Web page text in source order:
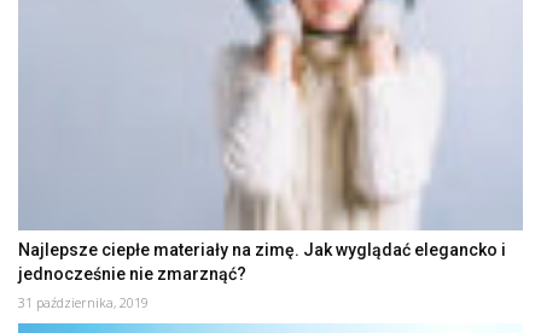
Najlepsze ciepłe materiały na zimę. Jak wyglądać elegancko i
jednocześnie nie zmarznąć?
31 października, 2019